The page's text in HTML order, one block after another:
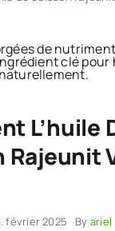
L’huile
Rajeunit
février 2025 By ariel